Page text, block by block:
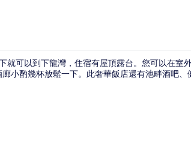
就可以到下龍灣，住宿有屋頂露台。您可以在室
小酌幾杯放鬆一下。此奢華飯店還有池畔酒吧、